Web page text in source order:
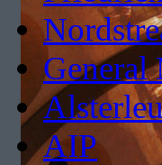
General
AIP